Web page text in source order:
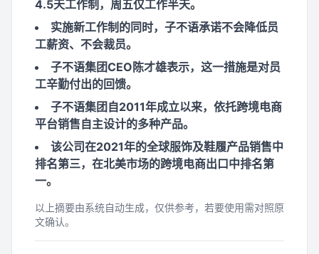
4.5天工作制，周五仅工作半天。
实施新工作制的同时，子不语承诺不会降低员
工薪资、不会裁员。
子不语集团CEO陈才雄表示，这一措施是对员
工辛勤付出的回馈。
子不语集团自2011年成立以来，依托跨境电商
平台销售自主设计的多种产品。
该公司在2021年的全球服饰及鞋履产品销售中
排名第三，在北美市场的跨境电商出口中排名第
一。
以上摘要由系统自动生成，仅供参考，若要使用需对照原
文确认。